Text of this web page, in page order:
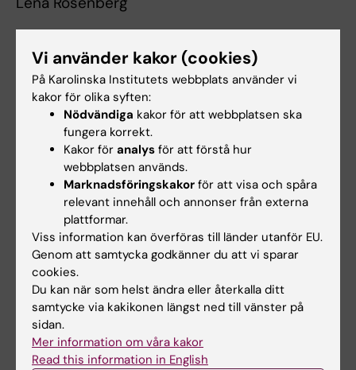
Navigating Through Technological
Landscapes; Views of people with dementia
or MCI and their significant others
Hämta hela avhandlingen
Läs artikel i GP
Fler aktuella avhandlingar från KI
För mer information, kontakta:
Leg. arbetsterapeut Lena Rosenberg
Institutionen för neurobiologi vårdvetenskap och
samhälle, sektionen för arbetsterapi.
Arbete:
08- 524 837 52
E-post:
Vi använder kakor (cookies)
På Karolinska Institutets webbplats använder vi
kakor för olika syften:
Nödvändiga kakor för att webbplatsen ska
fungera korrekt.
Kakor för analys för att förstå hur
webbplatsen används.
Marknadsföringskakor för att visa och spåra
relevant innehåll och annonser från externa
plattformar.
Viss information kan överföras till länder utanför EU.
Genom att samtycka godkänner du att vi sparar
cookies.
Du kan när som helst ändra eller återkalla ditt
samtycke via kakikonen längst ned till vänster på
sidan.
Mer information om våra kakor
Read this information in English